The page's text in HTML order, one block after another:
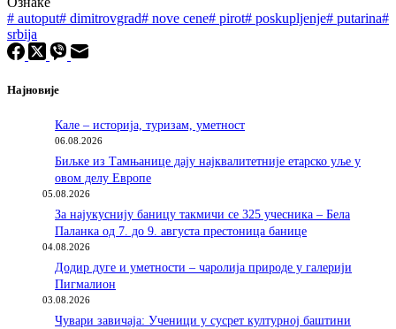
# autoput# dimitrovgrad# nove cene# pirot# poskupljenje# putarina#
srbija
Најновије
Кале – историја, туризам, уметност
06.08.2026
Биљке из Тамњанице дају најквалитетније етарско уље у
овом делу Европе
05.08.2026
За најукуснију баницу такмичи се 325 учесника – Бела
Паланка од 7. до 9. августа престоница банице
04.08.2026
Додир дуге и уметности – чаролија природе у галерији
Пигмалион
03.08.2026
Чувари завичаја: Ученици у сусрет културној баштини